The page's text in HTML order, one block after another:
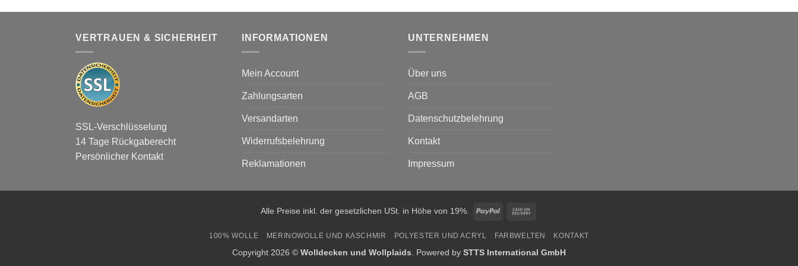
VERTRAUEN & SICHERHEIT
SSL-Verschlüsselung
14 Tage Rückgaberecht
Persönlicher Kontakt
INFORMATIONEN
Mein Account
Zahlungsarten
Versandarten
Widerrufsbelehrung
Reklamationen
UNTERNEHMEN
Über uns
AGB
Datenschutzbelehrung
Kontakt
Impressum
Alle Preise inkl. der gesetzlichen USt. in Höhe von 19%. PayPal
Delivery
100% WOLLE MERINOWOLLE UND KASCHMIR POLYESTER UND ACRYL FARBWELTEN KONTAKT
Copyright 2026 © Wolldecken und Wollplaids . Powered by STTS International GmbH